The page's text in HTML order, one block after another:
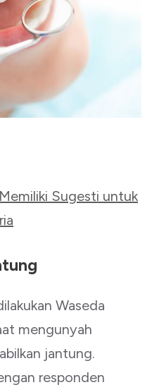
Sugesti untuk
Waseda
mengunyah
jantung.
responden